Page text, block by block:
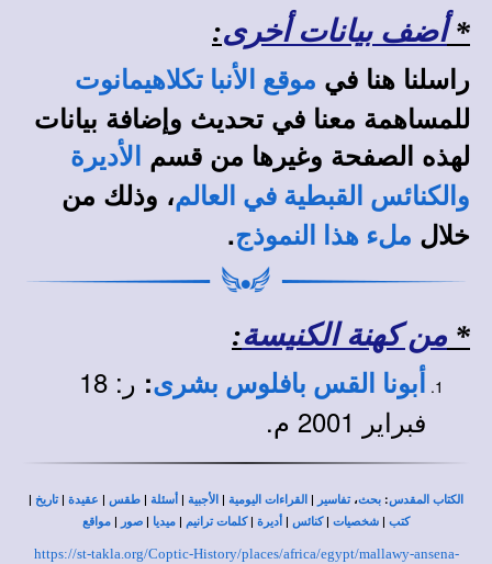
*أضف بيانات أخرى:
راسلنا هنا في موقع الأنبا تكلاهيمانوت
للمساهمة معنا في تحديث وإضافة بيانات
لهذه الصفحة وغيرها من قسم
الأديرة
والكنائس القبطية في العالم، وذلك من
خلال ملء هذا النموذج.
* من كهنة الكنيسة:
أبونا القس بافلوس بشرى:
ر: 18
فبراير 2001 م.
الكتاب المقدس: بحث،تفاسير | القراءات اليومية | الأجبية | أسئلة | طقس | عقيدة |تاريخ |
كتب | شخصيات |كنائس | أديرة |كلمات ترانيم | ميديا | صور | مواقع
https://st-takla.org/Coptic-History/places/africa/egypt/mallawy-ansena-